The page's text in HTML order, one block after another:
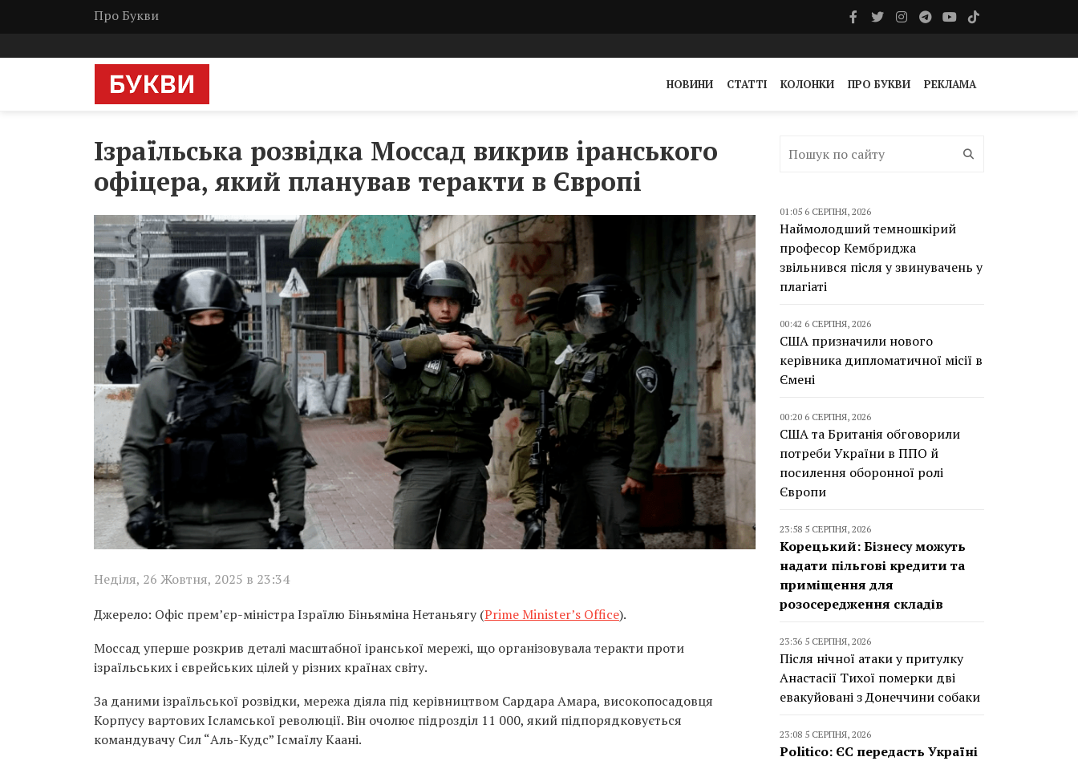
Про Букви
НОВИНИ СТАТТІ КОЛОНКИ ПРО БУКВИ РЕКЛАМА
Ізраїльська розвідка Моссад викрив іранського
офіцера, який планував теракти в Європі
Неділя, 26 Жовтня, 2025 в 23:34
Джерело: Офіс прем’єр-міністра Ізраїлю Біньяміна Нетаньягу (Prime Minister’s Office).
Моссад уперше розкрив деталі масштабної іранської мережі, що організовувала теракти проти
ізраїльських і єврейських цілей у різних країнах світу.
За даними ізраїльської розвідки, мережа діяла під керівництвом Сардара Амара, високопосадовця
Корпусу вартових Ісламської революції. Він очолює підрозділ 11 000, який підпорядковується
командувачу Сил “Аль-Кудс” Ісмаїлу Каані.
01:05 6 СЕРПНЯ, 2026
Наймолодший темношкірий
професор Кембриджа
звільнився після у звинувачень у
плагіаті
00:42 6 СЕРПНЯ, 2026
США призначили нового
керівника дипломатичної місії в
Ємені
00:20 6 СЕРПНЯ, 2026
США та Британія обговорили
потреби України в ППО й
посилення оборонної ролі
Європи
23:58 5 СЕРПНЯ, 2026
Корецький: Бізнесу можуть
надати пільгові кредити та
приміщення для
розосередження складів
23:36 5 СЕРПНЯ, 2026
Після нічної атаки у притулку
Анастасії Тихої померки дві
евакуйовані з Донеччини собаки
23:08 5 СЕРПНЯ, 2026
Politico: ЄС передасть Україні